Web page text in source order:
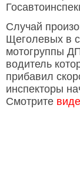
Случай
Щеголевых в
мотогруппы
водитель
прибавил
инспекторы
Смотрите